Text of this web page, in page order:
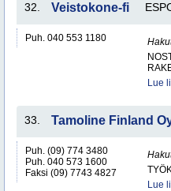
32. Veistokone-fi
Puh. 040 553 1180
Lue
33. Tamoline Finland
Puh. (09) 774 3480
Puh. 040 573 1600
Faksi (09) 7743 4827
Lue